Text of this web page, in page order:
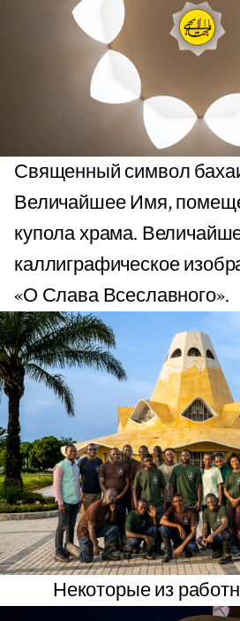
Священный символ
Величайшее Имя,
купола храма.
каллиграфическое
«О Слава Всеславного».
Некоторые из